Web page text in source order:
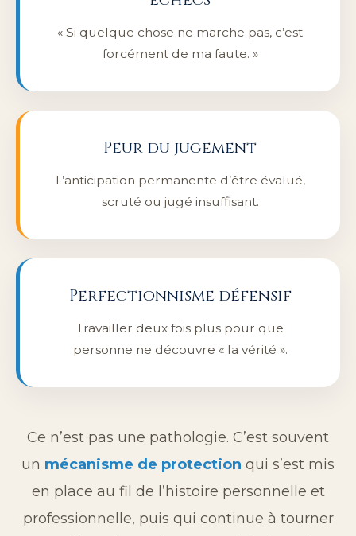
« Si quelque chose ne marche pas, c’est
forcément de ma faute. »
Peur du jugement
L’anticipation permanente d’être évalué,
scruté ou jugé insuffisant.
Perfectionnisme défensif
Travailler deux fois plus pour que
personne ne découvre « la vérité ».
Ce n’est pas une pathologie. C’est souvent
un mécanisme de protection qui s’est mis
en place au fil de l’histoire personnelle et
professionnelle, puis qui continue à tourner